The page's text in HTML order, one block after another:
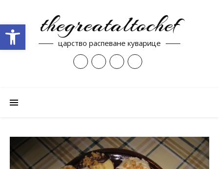
thegreataltochef
царство распеване куварице
Open toolbar